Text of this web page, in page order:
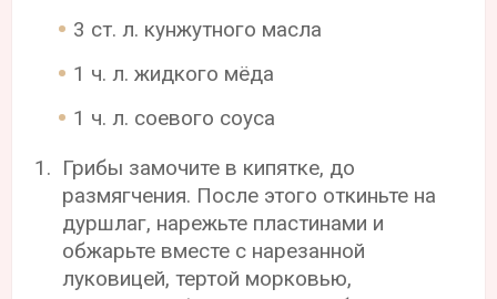
3 ст. л. кунжутного масла
1 ч. л. жидкого мёда
1 ч. л. соевого соуса
Грибы замочите в кипятке, до
размягчения. После этого откиньте на
дуршлаг, нарежьте пластинами и
обжарьте вместе с нарезанной
луковицей, тертой морковью,